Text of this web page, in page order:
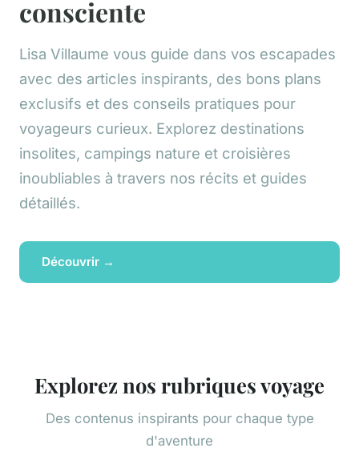
consciente
Lisa Villaume vous guide dans vos escapades
avec des articles inspirants, des bons plans
exclusifs et des conseils pratiques pour
voyageurs curieux. Explorez destinations
insolites, campings nature et croisières
inoubliables à travers nos récits et guides
détaillés.
Découvrir →
Explorez nos rubriques voyage
Des contenus inspirants pour chaque type
d'aventure